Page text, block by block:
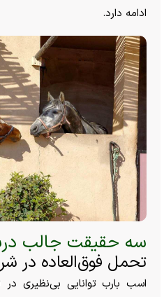
ادامه دارد.
سه حقیقت جالب
تحمل فوق‌العاده در
اسب بارب توانایی بی‌نظیری